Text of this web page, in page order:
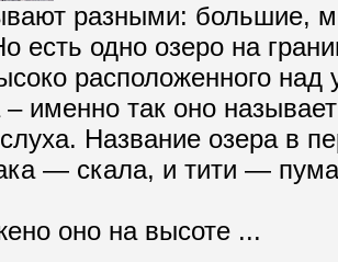
разными: большие,
есть одно озеро на
расположенного
– именно так оно
слуха. Название озера в
— скала, и тити —
оно на высоте ...